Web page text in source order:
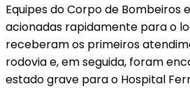
Equipes do Corpo de Bombeiros
acionadas rapidamente para o
receberam os primeiros
rodovia e, em seguida, foram
estado grave para o Hospital